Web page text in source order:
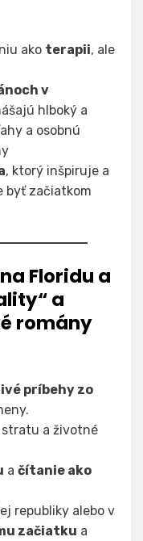
ako terapii, ale
v
hlboký a
a osobnú
, ktorý inšpiruje a
byť začiatkom
Floridu a
a
romány
príbehy zo
stratu a životné
a čítanie ako
republiky alebo v
začiatku a